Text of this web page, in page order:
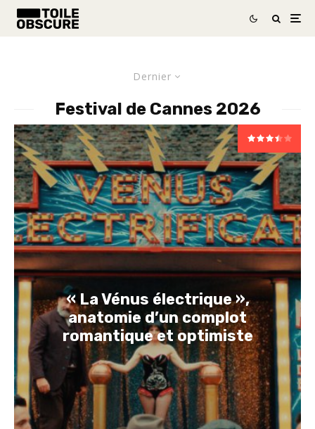
Dernier
Festival de Cannes 2026
« La Vénus électrique »,
anatomie d’un complot
romantique et optimiste